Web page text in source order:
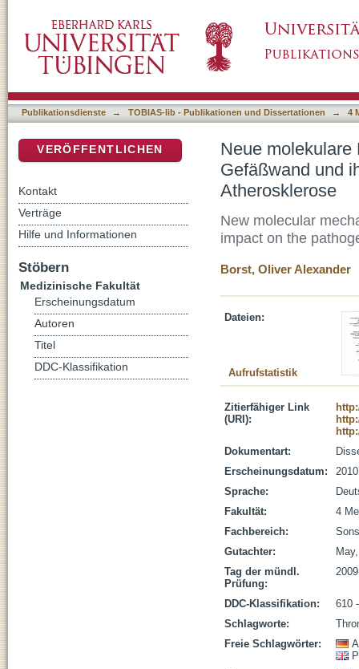
die Pathogenese der Atherosklerose
Publikationsdienste → TOBIAS-lib - Publikationen und Dissertationen → 4
Neue molekulare
Gefäßwand und
Atherosklerose
New molecular
impact on the
Borst, Oliver Alexander
Dateien:
Aufrufstatistik
Zitierfähiger Link
(URI):
Dokumentart:
Erscheinungsdatum:
2010
Sprache:
Fakultät:
4
Fachbereich:
Gutachter:
Tag der mündl.
Prüfung:
DDC-Klassifikation:
610
Schlagworte:
Freie Schlagwörter:
VERÖFFENTLICHEN
Kontakt
Verträge
Hilfe und Informationen
Stöbern
Medizinische Fakultät
Erscheinungsdatum
Autoren
Titel
DDC-Klassifikation